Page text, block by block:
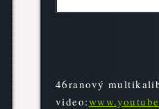
46ranový
video: